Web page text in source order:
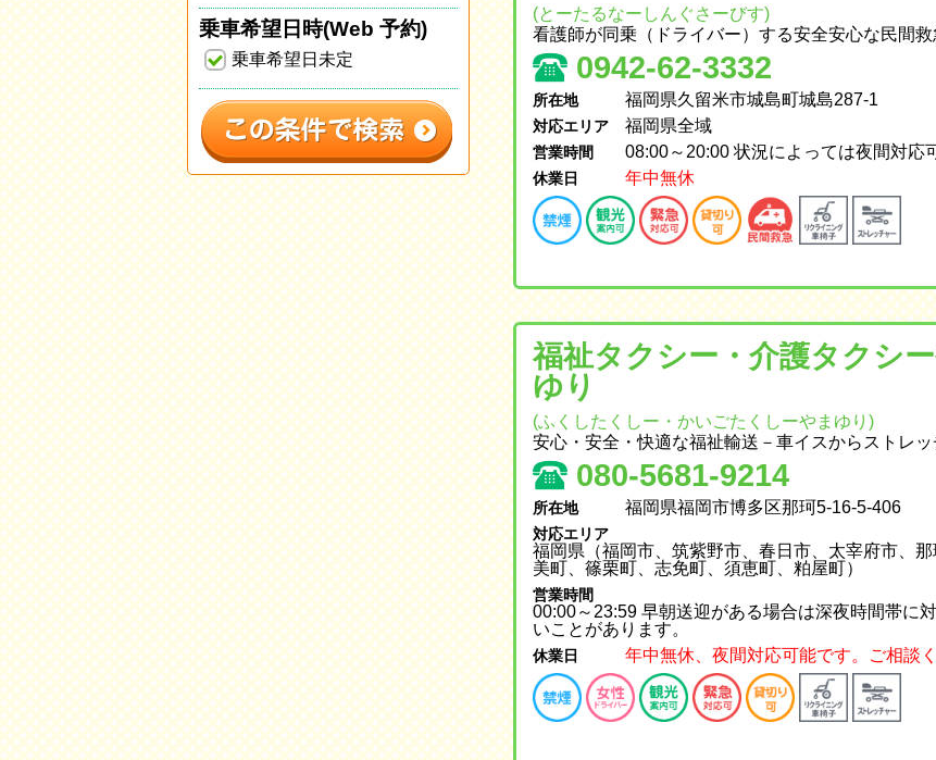
乗車希望日時(Web 予約)
乗車希望日未定
(とーたるなーしんぐさーびす)
看護師が同乗（ドライバー）する安全安心な民間
0942-62-3332
所在地 福岡県久留米市城島町城島287-1
対応エリア 福岡県全域
営業時間 08:00～20:00 状況によっては夜間対応
休業日 年中無休
福祉タクシー・介護タクシ
ゆり
(ふくしたくしー・かいごたくしーやまゆり)
安心・安全・快適な福祉輸送－車イスからストレ
080-5681-9214
所在地 福岡県福岡市博多区那珂5-16-5-406
対応エリア
福岡県（福岡市、筑紫野市、春日市、太宰府市、
美町、篠栗町、志免町、須恵町、粕屋町）
営業時間
00:00～23:59 早朝送迎がある場合は深夜時間帯に
いことがあります。
休業日 年中無休、夜間対応可能です。ご相談く